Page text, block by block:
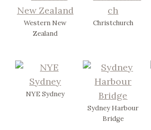
Western New
Zealand
Christchurch
NYE Sydney
Sydney Harbour
Bridge